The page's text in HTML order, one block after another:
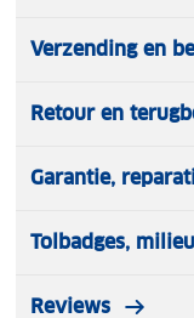
Verzending en
Retour en
Garantie,
Tolbadges,
Reviews